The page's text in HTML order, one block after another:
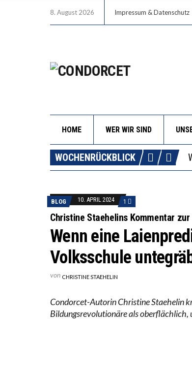
8. August 2026 Impressum & Datenschutz
HOME WER WIR SIND
WOCHENRÜCKBLICK
BLOG 10. APRIL 2024 1
Christine Staehelins Kommentar
Wenn eine
Volksschule
von CHRISTINE STAEHELIN
Condorcet-Autorin Christine Staehelin
Bildungsrevolutionäre als oberflächlich,